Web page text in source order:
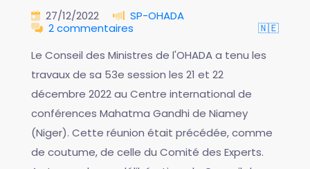
27/12/2022
SP-OHADA
2 commentaires
🇳🇪
Le Conseil des Ministres de l'OHADA a tenu les
travaux de sa 53e session les 21 et 22
décembre 2022 au Centre international de
conférences Mahatma Gandhi de Niamey
(Niger). Cette réunion était précédée, comme
de coutume, de celle du Comité des Experts.